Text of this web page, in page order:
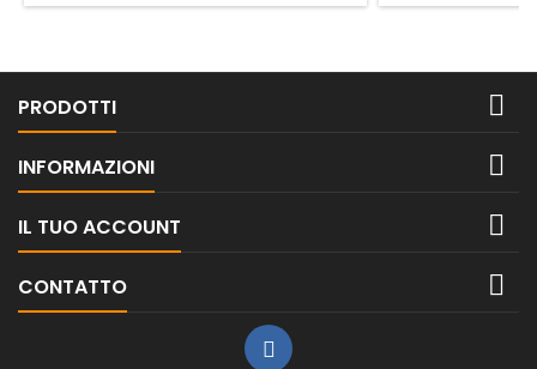
PRODOTTI 
INFORMAZIONI 
IL TUO ACCOUNT 
CONTATTO 